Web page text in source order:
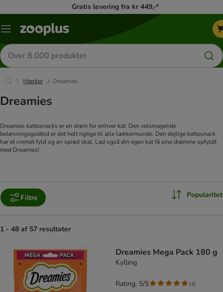
Gratis levering fra kr 449,-*
Menu
Søg
efter
produkter
Mærker Dreamies
Dreamies
Dreamies kattesnacks er en drøm for enhver kat. Den velsmagende
belønningsgodbid er det helt rigtige til alle lækkermunde. Den dejlige kattesnack
har et cremet fyld og en sprød skal. Lad også din egen kat få sine drømme opfyldt
med Dreamies!
Filtre Popularitet
1 - 48 af 57 resultater
Dreamies Mega Pack 180 g
Kylling
Rating: 5/5 (4)